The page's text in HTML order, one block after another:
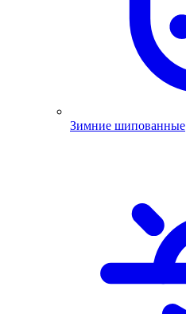
Зимние шипованные